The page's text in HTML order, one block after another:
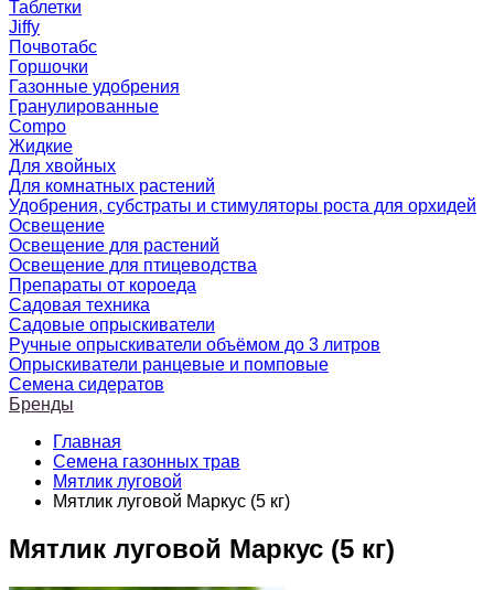
Таблетки
Jiffy
Почвотабс
Горшочки
Газонные удобрения
Гранулированные
Compo
Жидкие
Для хвойных
Для комнатных растений
Удобрения, субстраты и стимуляторы роста для орхидей
Освещение
Освещение для растений
Освещение для птицеводства
Препараты от короеда
Садовая техника
Садовые опрыскиватели
Ручные опрыскиватели объёмом до 3 литров
Опрыскиватели ранцевые и помповые
Семена сидератов
Бренды
Главная
Семена газонных трав
Мятлик луговой
Мятлик луговой Маркус (5 кг)
Мятлик луговой Маркус (5 кг)